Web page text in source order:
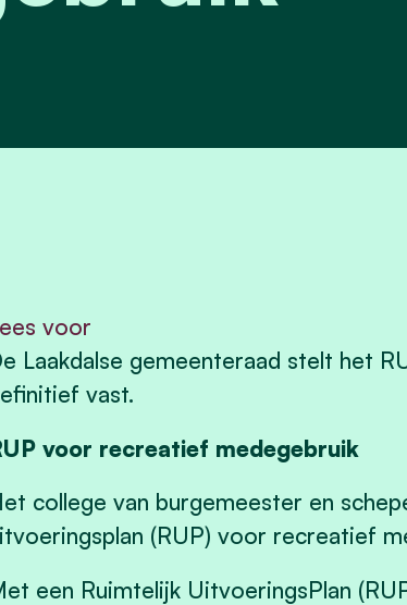
voor
Laakdalse gemeenteraad stelt het
vast.
voor recreatief medegebruik
college van burgemeester en
(RUP) voor recreatief
een Ruimtelijk UitvoeringsPlan